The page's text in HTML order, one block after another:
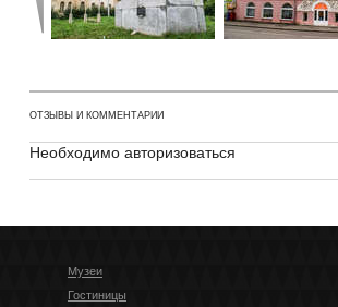
ОТЗЫВЫ И КОММЕНТАРИИ
Необходимо авторизоваться
Музеи
Гостиницы